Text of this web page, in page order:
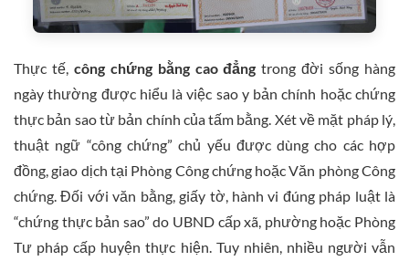
Thực tế, công chứng bằng cao đẳng trong đời sống hàng
ngày thường được hiểu là việc sao y bản chính hoặc chứng
thực bản sao từ bản chính của tấm bằng. Xét về mặt pháp lý,
thuật ngữ “công chứng” chủ yếu được dùng cho các hợp
đồng, giao dịch tại Phòng Công chứng hoặc Văn phòng Công
chứng. Đối với văn bằng, giấy tờ, hành vi đúng pháp luật là
“chứng thực bản sao” do UBND cấp xã, phường hoặc Phòng
Tư pháp cấp huyện thực hiện. Tuy nhiên, nhiều người vẫn